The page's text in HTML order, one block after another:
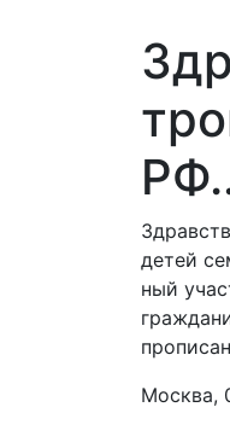
детей
ный
Москва,